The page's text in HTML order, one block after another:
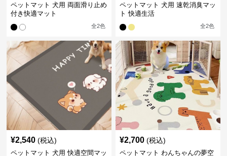
ペットマット 犬用 両面滑り止め
付き快適マット
全2色
ペットマット 犬用 速乾消臭マッ
ト 快適生活
全2色
¥2,540 (税込)
ペットマット 犬用 快適空間マッ
¥2,700 (税込)
ペットマット わんちゃんの夢空